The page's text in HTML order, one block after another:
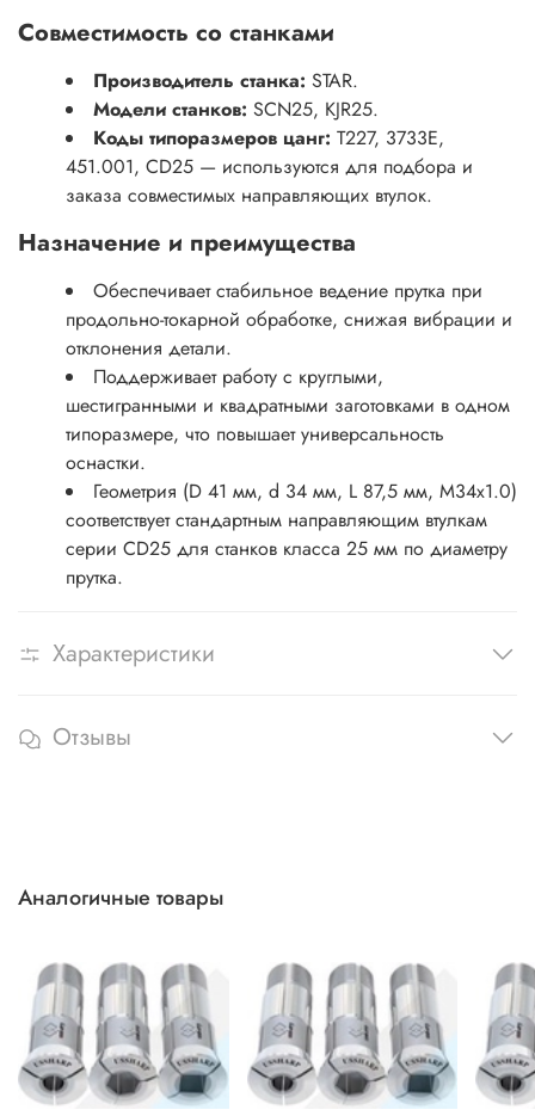
Совместимость со станками
Производитель станка: STAR.
Модели станков: SCN25, KJR25.
Коды типоразмеров цанг: T227, 3733E,
451.001, CD25 — используются для подбора и
заказа совместимых направляющих втулок.
Назначение и преимущества
Обеспечивает стабильное ведение прутка при
продольно-токарной обработке, снижая вибрации и
отклонения детали.
Поддерживает работу с круглыми,
шестигранными и квадратными заготовками в одном
типоразмере, что повышает универсальность
оснастки.
Геометрия (D 41 мм, d 34 мм, L 87,5 мм, M34x1.0)
соответствует стандартным направляющим втулкам
серии CD25 для станков класса 25 мм по диаметру
прутка.
Характеристики
Отзывы
Аналогичные товары